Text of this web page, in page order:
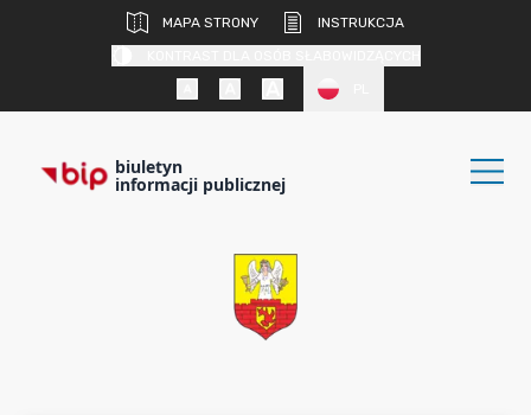
MAPA STRONY
INSTRUKCJA
biuletyn
informacji publicznej